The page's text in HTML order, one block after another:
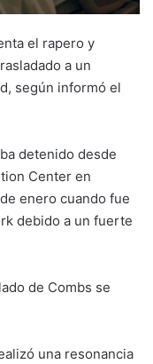
el rapero y
a un
según informó el
detenido desde
Center en
enero cuando fue
debido a un fuerte
de Combs se
una resonancia